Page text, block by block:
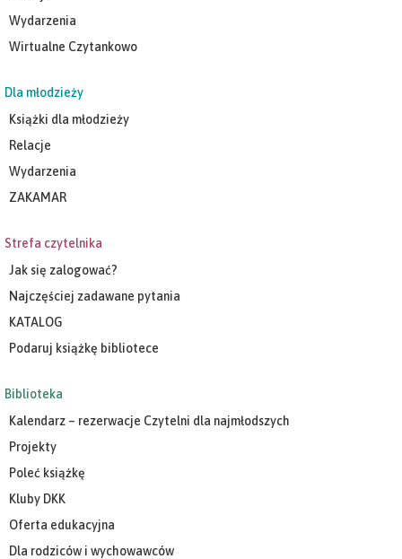
Wydarzenia
Wirtualne Czytankowo
Dla młodzieży
Książki dla młodzieży
Relacje
Wydarzenia
ZAKAMAR
Strefa czytelnika
Jak się zalogować?
Najczęściej zadawane pytania
KATALOG
Podaruj książkę bibliotece
Biblioteka
Kalendarz – rezerwacje Czytelni dla najmłodszych
Projekty
Poleć książkę
Kluby DKK
Oferta edukacyjna
Dla rodziców i wychowawców